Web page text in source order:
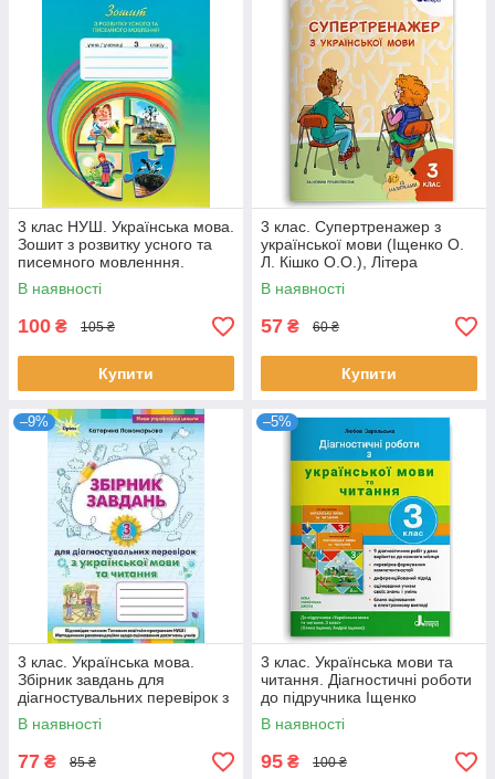
3 клас НУШ. Українська мова.
Зошит з розвитку усного та
писемного мовленння.
(Захарійчук М.Д.), Грамота
В наявності
100 ₴ 105 ₴
Купити
3 клас. Супертренажер з
української мови (Іщенко О.
Л. Кішко О.О.), Літера
В наявності
57 ₴ 60 ₴
Купити
–9%
3 клас. Українська мова.
Збірник завдань для
діагностувальних перевірок з
української мови та читання.
(К. І.
В наявності
77 ₴ 85 ₴
–5%
3 клас. Українська мови та
читання. Діагностичні роботи
до підручника Іщенко
(Зарольська Л. І.), Літера
В наявності
95 ₴ 100 ₴